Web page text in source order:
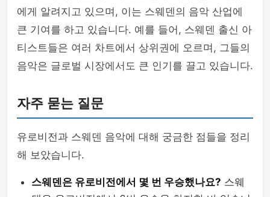
에게 알려지고 있으며, 이는 스웨덴의 음악 산업에
큰 기여를 하고 있습니다. 예를 들어, 스웨덴 출신 아
티스트들은 여러 차트에서 상위권에 오르며, 그들의
음악은 글로벌 시장에서도 큰 인기를 끌고 있습니다.
자주 묻는 질문
유로비전과 스웨덴 음악에 대해 궁금한 점들을 정리
해 보았습니다.
스웨덴은 유로비전에서 몇 번 우승했나요? 스웨